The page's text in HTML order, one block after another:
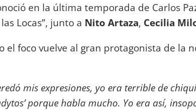
en la última temporada de Carlos
Locas”, junto a Nito Artaza, Cecilia
el foco vuelve al gran protagonista de la
mis expresiones, yo era terrible de
porque habla mucho. Yo era así,